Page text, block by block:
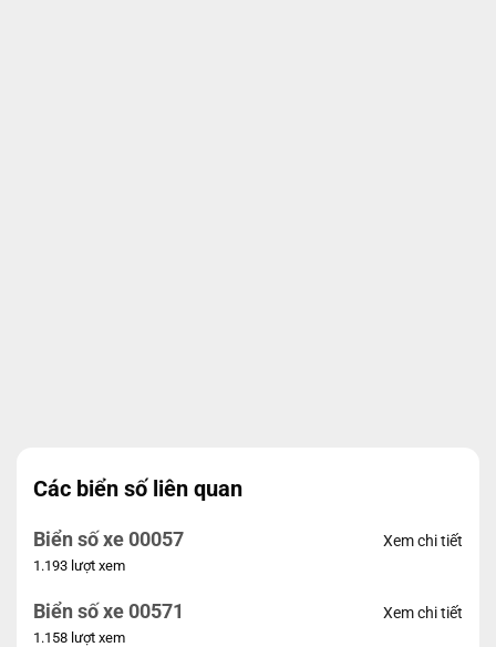
Các biển số liên quan
Biển số xe 00057
1.193 lượt xem
Xem chi tiết
Biển số xe 00571
1.158 lượt xem
Xem chi tiết